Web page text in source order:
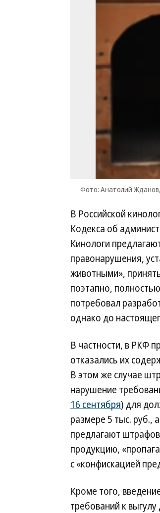
Фото: Анатолий
В Российской
Кодекса об
Кинологи
правонарушения,
животными»,
поэтапно,
потребовал
однако до
В частности, в РКФ
отказались их
В этом же случае
нарушение
16 сентября) для
размере 5 тыс. руб.,
предлагают
продукцию,
с «конфискацией
Кроме того,
требований к